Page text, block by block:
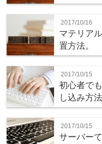
2017/10/16
マテリア
置方法。
2017/10/15
初心者で
し込み方法
2017/10/15
サーバー